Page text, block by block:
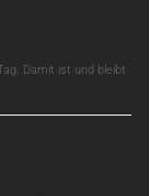
Damit ist und bleibt